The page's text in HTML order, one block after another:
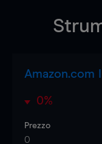
Amazon.com
0%
Prezzo
0